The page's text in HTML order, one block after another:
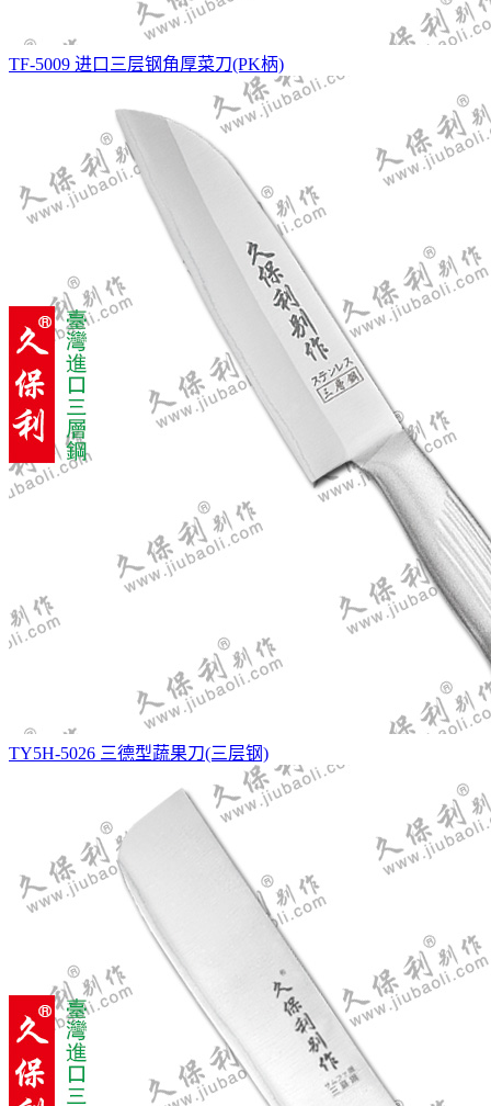
ST方头菜刀(天台刀)
ST方头菜刀(大)
TF-5009 进口三层钢角厚菜刀(PK柄)
TY5H-5026 三德型蔬果刀(三层钢)